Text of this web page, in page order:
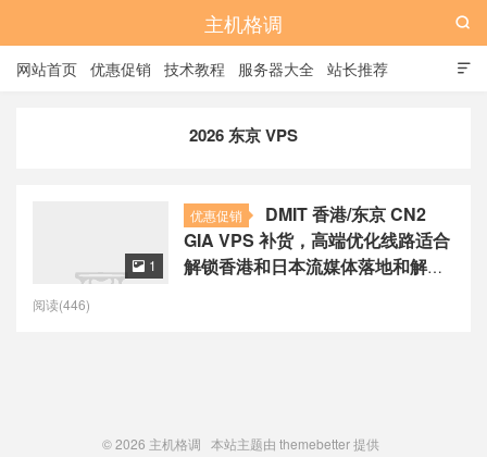
主机格调

网站首页 优惠促销 技术教程 服务器大全 站长推荐

2026 东京 VPS
优惠促销
DMIT 香港/东京 CN2
GIA VPS 补货，高端优化线路适合
解锁香港和日本流媒体落地和解
 1
阅读(446)
© 2026 主机格调 本站主题由 themebetter提供